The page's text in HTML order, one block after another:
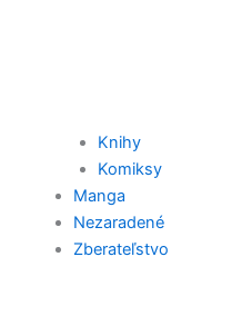
Knihy
Komiksy
Manga
Nezaradené
Zberateľstvo